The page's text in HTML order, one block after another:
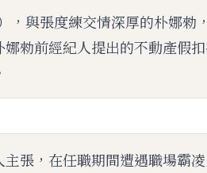
，與張度練交情深厚的朴娜勑
勑前經紀人提出的不動產假
張，在任職期間遭遇職場霸